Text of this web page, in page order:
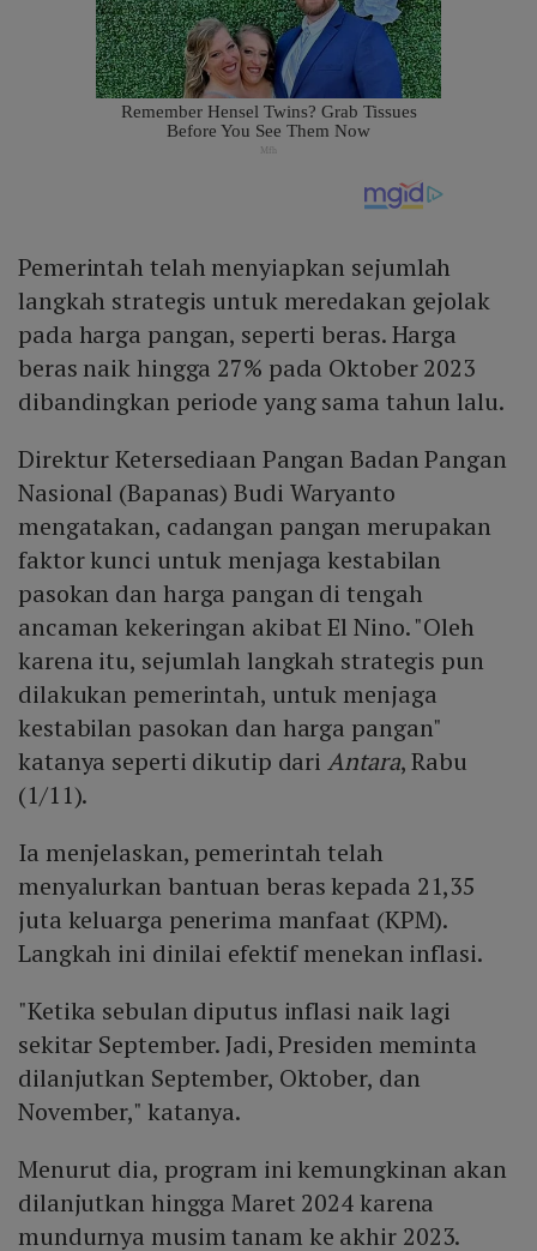
Pemerintah telah menyiapkan sejumlah
langkah strategis untuk meredakan gejolak
pada harga pangan, seperti beras. Harga
beras naik hingga 27% pada Oktober 2023
dibandingkan periode yang sama tahun lalu.
Direktur Ketersediaan Pangan Badan Pangan
Nasional (Bapanas) Budi Waryanto
mengatakan, cadangan pangan merupakan
faktor kunci untuk menjaga kestabilan
pasokan dan harga pangan di tengah
ancaman kekeringan akibat El Nino. "Oleh
karena itu, sejumlah langkah strategis pun
dilakukan pemerintah, untuk menjaga
kestabilan pasokan dan harga pangan"
katanya seperti dikutip dariAntara, Rabu
(1/11).
Ia menjelaskan, pemerintah telah
menyalurkan bantuan beras kepada 21,35
juta keluarga penerima manfaat (KPM).
Langkah ini dinilai efektif menekan inflasi.
"Ketika sebulan diputus inflasi naik lagi
sekitar September. Jadi, Presiden meminta
dilanjutkan September, Oktober, dan
November," katanya.
Menurut dia, program ini kemungkinan akan
dilanjutkan hingga Maret 2024 karena
mundurnya musim tanam ke akhir 2023.